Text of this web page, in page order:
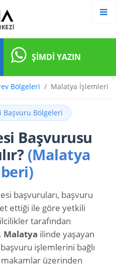
ŞIMDI YAZIN
Bölgeleri Malatya İşlemleri
Başvuru Bölgeleri
Başvurusu
(Malatya
başvuruları, başvuru
ettiği ile göre yetkili
tarafından
Malatya ilinde yaşayan
işlemlerini bağlı
üzerinden